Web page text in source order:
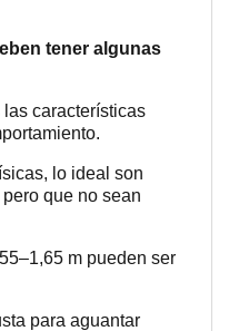
tener algunas
características
lo ideal son
que no sean
m pueden ser
para aguantar